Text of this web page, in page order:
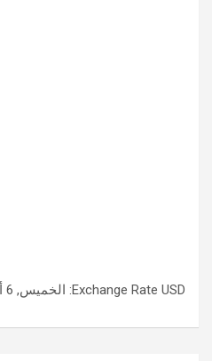
Exchange Rate USD : الخميس, 6 أغسطس.